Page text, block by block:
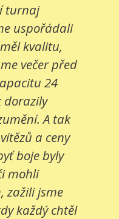
turnaj
uspořádali
kvalitu,
večer před
24
dorazily
A tak
a ceny
boje byly
mohli
zažili jsme
každý chtěl